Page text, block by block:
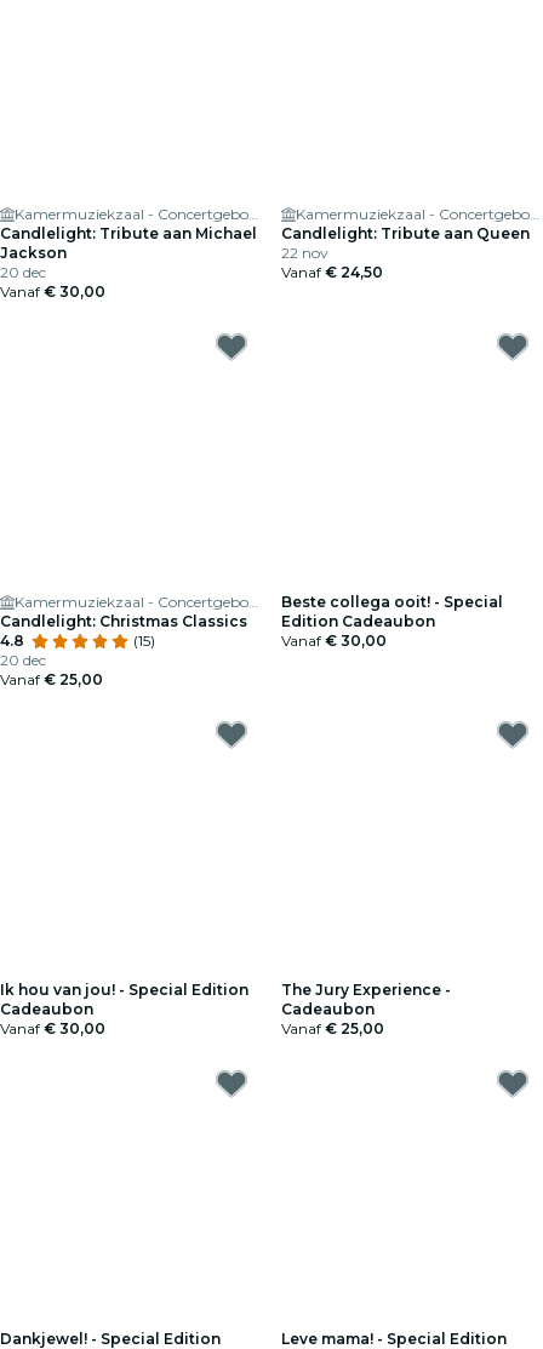
Kamermuziekzaal - Concertgebouw
Candlelight: Tribute aan Michael
Jackson
20 dec
Vanaf € 30,00
Kamermuziekzaal - Concertgebouw
Candlelight: Tribute aan Queen
22 nov
Vanaf € 24,50
Kamermuziekzaal - Concertgebouw
Candlelight: Christmas Classics
4.8
(15)
20 dec
Vanaf € 25,00
Beste collega ooit! - Special
Edition Cadeaubon
Vanaf € 30,00
Ik hou van jou! - Special Edition
Cadeaubon
Vanaf € 30,00
The Jury Experience -
Cadeaubon
Vanaf € 25,00
Dankjewel! - Special Edition Leve mama! - Special Edition